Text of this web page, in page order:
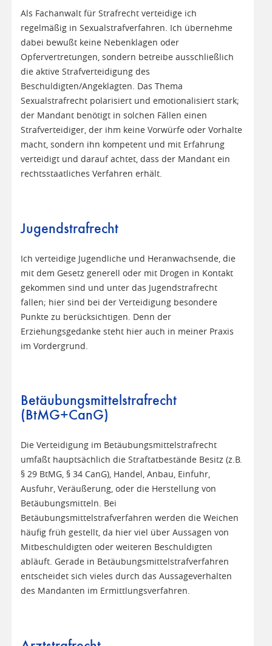
Als Fachanwalt für Strafrecht verteidige ich
regelmäßig in Sexualstrafverfahren. Ich übernehme
dabei bewußt keine Nebenklagen oder
Opfervertretungen, sondern betreibe ausschließlich
die aktive Strafverteidigung des
Beschuldigten/Angeklagten. Das Thema
Sexualstrafrecht polarisiert und emotionalisiert stark;
der Mandant benötigt in solchen Fällen einen
Strafverteidiger, der ihm keine Vorwürfe oder Vorhalte
macht, sondern ihn kompetent und mit Erfahrung
verteidigt und darauf achtet, dass der Mandant ein
rechtsstaatliches Verfahren erhält.
Jugendstrafrecht
Ich verteidige Jugendliche und Heranwachsende, die
mit dem Gesetz generell oder mit Drogen in Kontakt
gekommen sind und unter das Jugendstrafrecht
fallen; hier sind bei der Verteidigung besondere
Punkte zu berücksichtigen. Denn der
Erziehungsgedanke steht hier auch in meiner Praxis
im Vordergrund.
Betäubungsmittelstrafrecht
(BtMG+CanG)
Die Verteidigung im Betäubungsmittelstrafrecht
umfaßt hauptsächlich die Straftatbestände Besitz (z.B.
§ 29 BtMG, § 34 CanG), Handel, Anbau, Einfuhr,
Ausfuhr, Veräußerung, oder die Herstellung von
Betäubungsmitteln. Bei
Betäubungsmittelstrafverfahren werden die Weichen
häufig früh gestellt, da hier viel über Aussagen von
Mitbeschuldigten oder weiteren Beschuldigten
abläuft. Gerade in Betäubungsmittelstrafverfahren
entscheidet sich vieles durch das Aussageverhalten
des Mandanten im Ermittlungsverfahren.